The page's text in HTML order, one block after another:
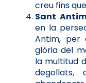
creu fins
Sant
en la
Antim, per
glòria del
la multitud